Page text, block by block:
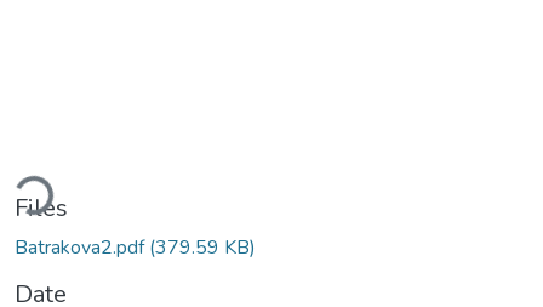
Files
Batrakova2.pdf(379.59 KB)
Date